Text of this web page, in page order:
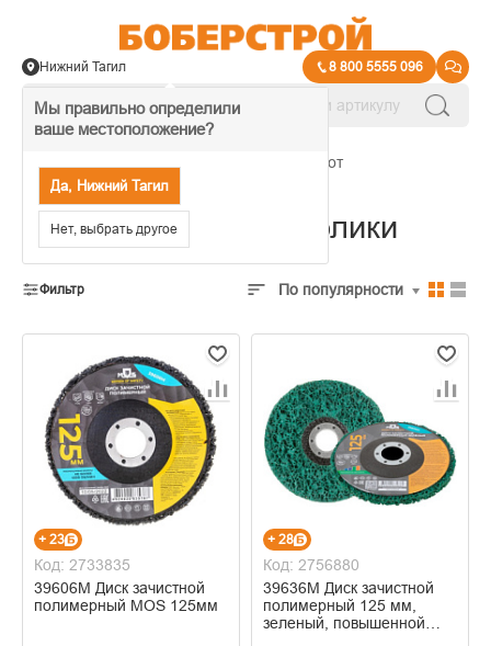
Мы правильно определили
ваше местоположение?
Да, Нижний Тагил
Нет, выбрать другое
Нижний Тагил 8 800 5555 096
Инструменты для плиточных работ
Отрезные диски и ролики
Фильтр По популярности
+ 23
Код: 2733835
39606М Диск зачистной
полимерный MOS 125мм
+ 28
Код: 2756880
39636М Диск зачистной
полимерный 125 мм,
зеленый, повышенной